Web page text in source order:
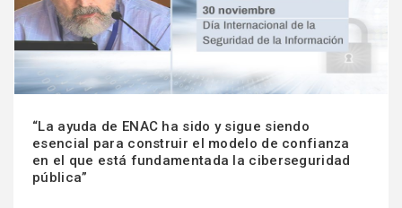
“La ayuda de ENAC ha sido y sigue siendo
esencial para construir el modelo de confianza
en el que está fundamentada la ciberseguridad
pública”